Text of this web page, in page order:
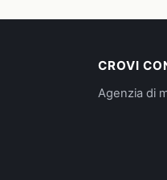
CROVI
Agenzia di